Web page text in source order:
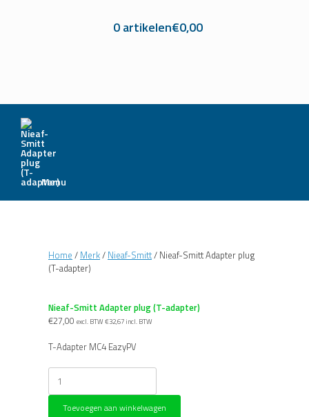
0 artikelen€0,00
Menu
Home / Merk/ Nieaf-Smitt/ Nieaf-Smitt Adapter plug
(T-adapter)
Nieaf-Smitt Adapter plug (T-adapter)
€27,00 excl. BTW €32,67 incl. BTW
T-Adapter MC4 EazyPV
Nieaf-
Smitt
Adapter
Toevoegen aan winkelwagen